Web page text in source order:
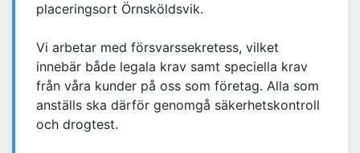
placeringsort Örnsköldsvik.
Vi arbetar med försvarssekretess, vilket
innebär både legala krav samt speciella krav
från våra kunder på oss som företag. Alla som
anställs ska därför genomgå säkerhetskontroll
och drogtest.